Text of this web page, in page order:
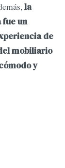
la
fue un
de
mobiliario
y